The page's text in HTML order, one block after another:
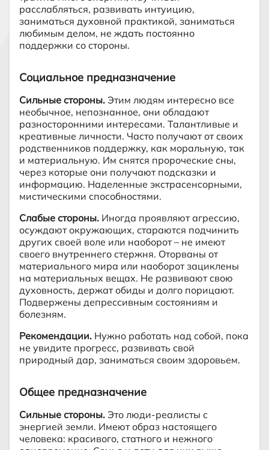
расслабляться, развивать интуицию,
заниматься духовной практикой, заниматься
любимым делом, не ждать постоянно
поддержки со стороны.
Социальное предназначение
Сильные стороны. Этим людям интересно все
необычное, непознанное, они обладают
разносторонними интересами. Талантливые и
креативные личности. Часто получают от своих
родственников поддержку, как моральную, так
и материальную. Им снятся пророческие сны,
через которые они получают подсказки и
информацию. Наделенные экстрасенсорными,
мистическими способностями.
Слабые стороны. Иногда проявляют агрессию,
осуждают окружающих, стараются подчинить
других своей воле или наоборот – не имеют
своего внутреннего стержня. Оторваны от
материального мира или наоборот зациклены
на материальных вещах. Не развивают свою
духовность, держат обиды и долго порицают.
Подвержены депрессивным состояниям и
болезням.
Рекомендации. Нужно работать над собой, пока
не увидите прогресс, развивать свой
природный дар, заниматься своим здоровьем.
Общее предназначение
Сильные стороны. Это люди-реалисты с
энергией земли. Имеют образ настоящего
человека: красивого, статного и нежного